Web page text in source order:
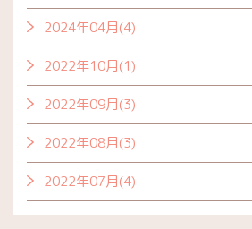
2024年04月(4)
2022年10月(1)
2022年09月(3)
2022年08月(3)
2022年07月(4)